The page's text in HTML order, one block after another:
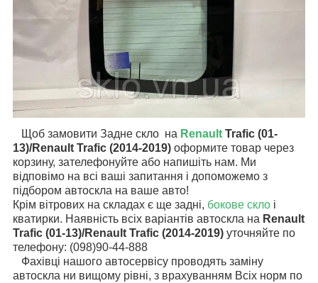
Щоб замовити Задне скло на Renault Trafic (01-
13)/Renault Trafic (2014-2019) оформите товар через
корзину, зателефонуйте або напишіть нам. Ми
відповімо на всі ваші запитання і допоможемо з
підбором автоскла на ваше авто!
Крім вітрових на складах є ще задні, бокове скло і
кватирки. Наявність всіх варіантів автоскла на Renault
Trafic (01-13)/Renault Trafic (2014-2019) уточняйте по
телефону: (098)90-44-888
Фахівці нашого автосервісу проводять заміну
автоскла ни вищому рівні, з врахуванням Всіх норм по